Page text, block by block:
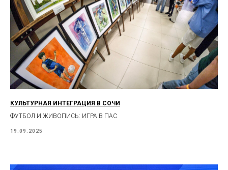
КУЛЬТУРНАЯ ИНТЕГРАЦИЯ В СОЧИ
ФУТБОЛ И ЖИВОПИСЬ: ИГРА В ПАС
19.09.2025